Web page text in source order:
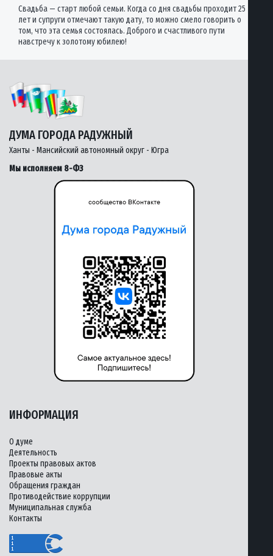
Свадьба — старт любой семьи. Когда со дня свадьбы проходит 25
лет и супруги отмечают такую дату, то можно смело говорить о
том, что эта семья состоялась. Доброго и счастливого пути
навстречу к золотому юбилею!
ДУМА ГОРОДА РАДУЖНЫЙ
Ханты - Мансийский автономный округ - Югра
Мы исполняем 8-ФЗ
ИНФОРМАЦИЯ
О думе
Деятельность
Проекты правовых актов
Правовые акты
Обращения граждан
Противодействие коррупции
Муниципальная служба
Контакты